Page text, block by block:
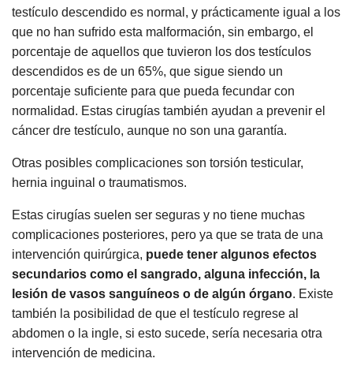
testículo descendido es normal, y prácticamente igual a los
que no han sufrido esta malformación, sin embargo, el
porcentaje de aquellos que tuvieron los dos testículos
descendidos es de un 65%, que sigue siendo un
porcentaje suficiente para que pueda fecundar con
normalidad. Estas cirugías también ayudan a prevenir el
cáncer dre testículo, aunque no son una garantía.
Otras posibles complicaciones son torsión testicular,
hernia inguinal o traumatismos.
Estas cirugías suelen ser seguras y no tiene muchas
complicaciones posteriores, pero ya que se trata de una
intervención quirúrgica, puede tener algunos efectos
secundarios como el sangrado, alguna infección, la
lesión de vasos sanguíneos o de algún órgano. Existe
también la posibilidad de que el testículo regrese al
abdomen o la ingle, si esto sucede, sería necesaria otra
intervención de medicina.